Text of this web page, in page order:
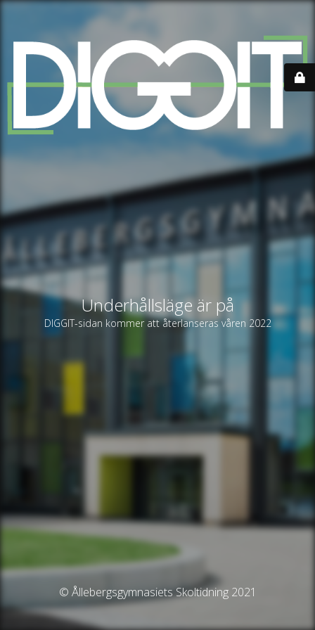
Underhållsläge är på
DIGGIT-sidan kommer att återlanseras våren 2022
© Ållebergsgymnasiets Skoltidning 2021